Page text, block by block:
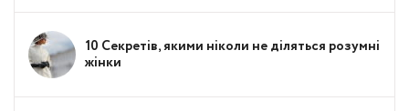
10 Секретів, якими ніколи не діляться розумні
жінки